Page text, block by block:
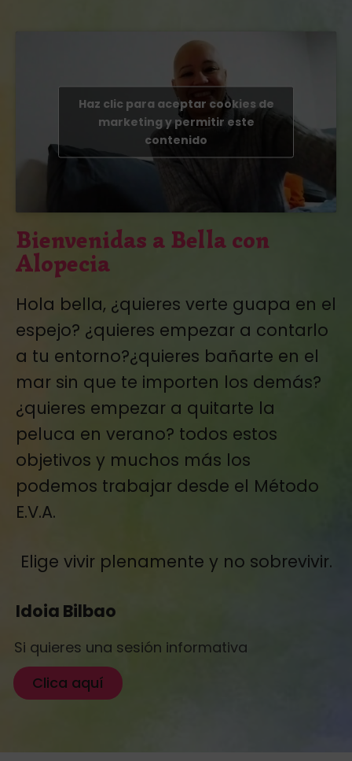
Haz clic para aceptar cookies de
marketing y permitir este
contenido
Bienvenidas a Bella con
Alopecia
Hola bella, ¿quieres verte guapa en el
espejo? ¿quieres empezar a contarlo
a tu entorno?¿quieres bañarte en el
mar sin que te importen los demás?
¿quieres empezar a quitarte la
peluca en verano? todos estos
objetivos y muchos más los
podemos trabajar desde el Método
E.V.A.
Elige vivir plenamente y no sobrevivir.
Idoia Bilbao
Si quieres una sesión informativa
Clica aquí